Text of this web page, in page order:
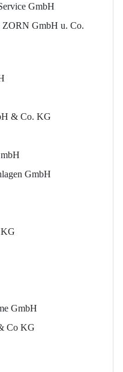
GmbH
GmbH u. Co.
& Co. KG
GmbH
GmbH
Co KG